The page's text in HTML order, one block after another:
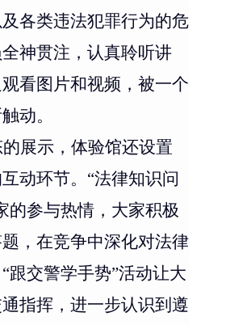
各类违法犯罪行为的危
神贯注，认真聆听讲
看图片和视频，被一个
动。
展示，体验馆还设置
动环节。 “法律知识问
的参与热情，大家积极
，在竞争中深化对法律
“跟交警学手势”活动让大
指挥，进一步认识到遵